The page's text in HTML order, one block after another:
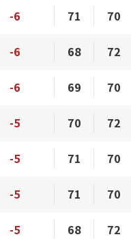
-6 71 70
-6 68 72
-6 69 70
-5 70 72
-5 71 70
-5 71 70
-5 68 72